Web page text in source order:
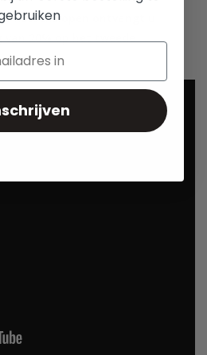
kussenslopen ontvangt u
20% op het tweede